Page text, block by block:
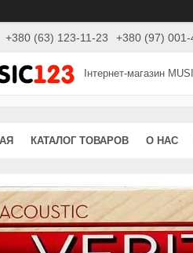
+380 (63) 123-11-23 +380 (97) 001-
Інтернет-магазин
КАТАЛОГ ТОВАРОВ О НАС